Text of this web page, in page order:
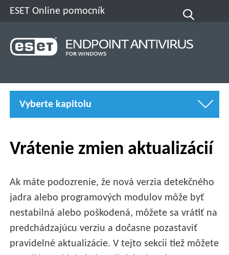
ESET Online pomocník
Vyberte kapitolu
Vrátenie zmien aktualizácií
Ak máte podozrenie, že nová verzia detekčného
jadra alebo programových modulov môže byť
nestabilná alebo poškodená, môžete sa vrátiť na
predchádzajúcu verziu a dočasne pozastaviť
pravidelné aktualizácie. V tejto sekcii tiež môžete